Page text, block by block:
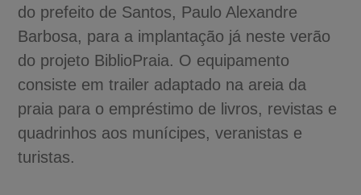
do prefeito de Santos, Paulo Alexandre
Barbosa, para a implantação já neste verão
do projeto BiblioPraia. O equipamento
consiste em trailer adaptado na areia da
praia para o empréstimo de livros, revistas e
quadrinhos aos munícipes, veranistas e
turistas.